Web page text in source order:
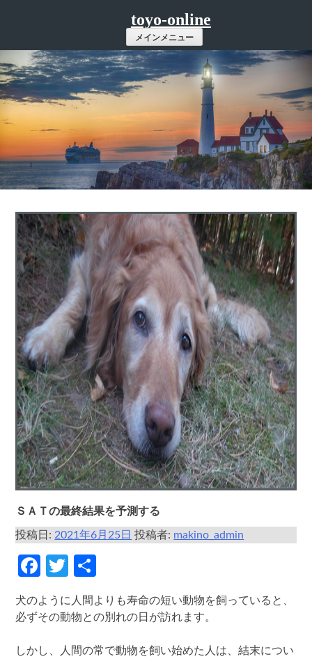
ツ
へ
ス
キ
ッ
プ
toyo-online
メインメニュー
ＳＡＴの最終結果を予測する
投稿日:2021年6月25日 投稿者: makino_admin
Facebook
Twitter
犬のように人間よりも寿命の短い動物を飼っていると、
必ずその動物との別れの日が訪れます。
しかし、人間の常で動物を飼い始めた人は、結末につい